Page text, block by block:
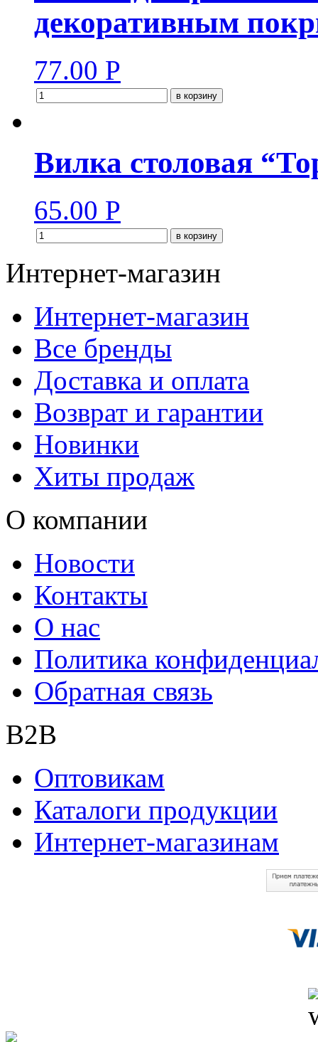
декоративным
77.00 Р
в корзину
Вилка столовая
65.00 Р
в корзину
Интернет-магазин
Интернет-магазин
Все бренды
Доставка и оплата
Возврат и гарантии
Новинки
Хиты продаж
О компании
Новости
Контакты
О нас
Политика
Обратная связь
B2B
Оптовикам
Каталоги продукции
Интернет-магазинам